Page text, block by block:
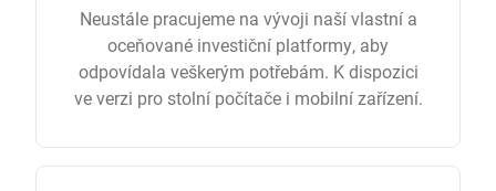
Neustále pracujeme na vývoji naší vlastní a
oceňované investiční platformy, aby
odpovídala veškerým potřebám. K dispozici
ve verzi pro stolní počítače i mobilní zařízení.